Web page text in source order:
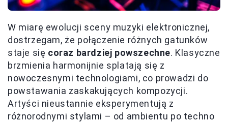
W miarę ewolucji sceny muzyki elektronicznej,
dostrzegam, że połączenie różnych gatunków
staje się coraz bardziej powszechne. Klasyczne
brzmienia harmonijnie splatają się z
nowoczesnymi technologiami, co prowadzi do
powstawania zaskakujących kompozycji.
Artyści nieustannie eksperymentują z
różnorodnymi stylami – od ambientu po techno